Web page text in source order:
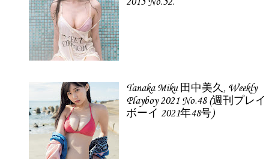
Tanaka Miku 田中美久, Weekly
Playboy 2021 No.48 (週刊プレイ
ボーイ 2021年48号)